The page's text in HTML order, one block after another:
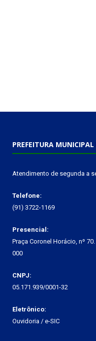
PREFEITURA MUNICIPAL
Atendimento de segunda a
Telefone:
(91) 3722-1169
Presencial:
Praça Coronel Horácio, nº
000
CNPJ:
05.171.939/0001-32
Eletrônico:
Ouvidoria / e-SIC